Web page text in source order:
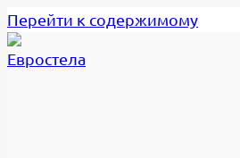
Перейти к содержимому